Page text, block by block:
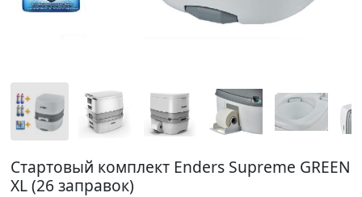
Стартовый комплект Enders Supreme GREEN
XL (26 заправок)